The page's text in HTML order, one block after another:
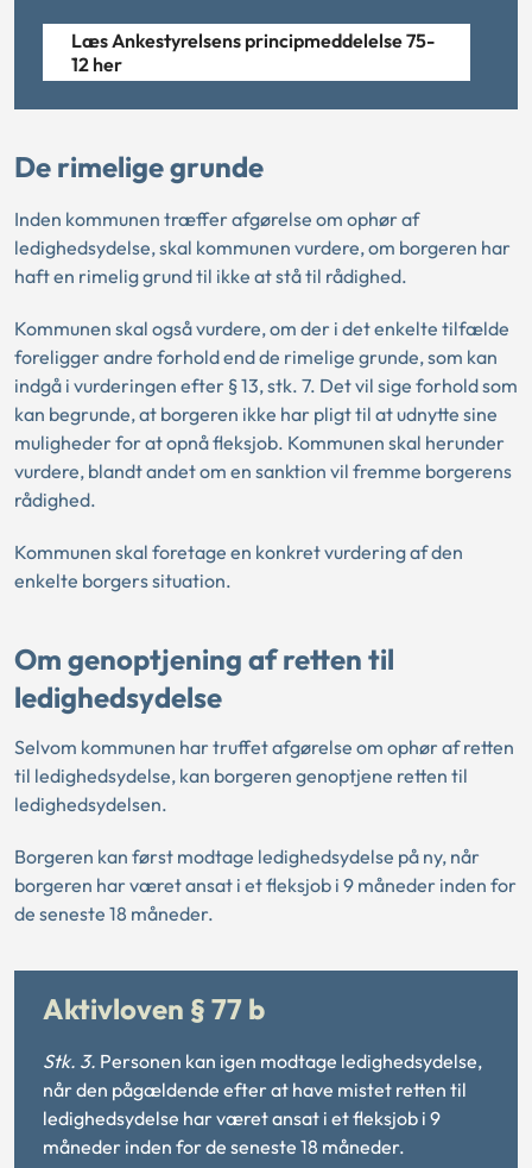
Læs Ankestyrelsens principmeddelelse 75-
12 her
De rimelige grunde
Inden kommunen træffer afgørelse om ophør af
ledighedsydelse, skal kommunen vurdere, om borgeren har
haft en rimelig grund til ikke at stå til rådighed.
Kommunen skal også vurdere, om der i det enkelte tilfælde
foreligger andre forhold end de rimelige grunde, som kan
indgå i vurderingen efter § 13, stk. 7. Det vil sige forhold som
kan begrunde, at borgeren ikke har pligt til at udnytte sine
muligheder for at opnå fleksjob. Kommunen skal herunder
vurdere, blandt andet om en sanktion vil fremme borgerens
rådighed.
Kommunen skal foretage en konkret vurdering af den
enkelte borgers situation.
Om genoptjening af retten til
ledighedsydelse
Selvom kommunen har truffet afgørelse om ophør af retten
til ledighedsydelse, kan borgeren genoptjene retten til
ledighedsydelsen.
Borgeren kan først modtage ledighedsydelse på ny, når
borgeren har været ansat i et fleksjob i 9 måneder inden for
de seneste 18 måneder.
Aktivloven § 77 b
Stk. 3. Personen kan igen modtage ledighedsydelse,
når den pågældende efter at have mistet retten til
ledighedsydelse har været ansat i et fleksjob i 9
måneder inden for de seneste 18 måneder.